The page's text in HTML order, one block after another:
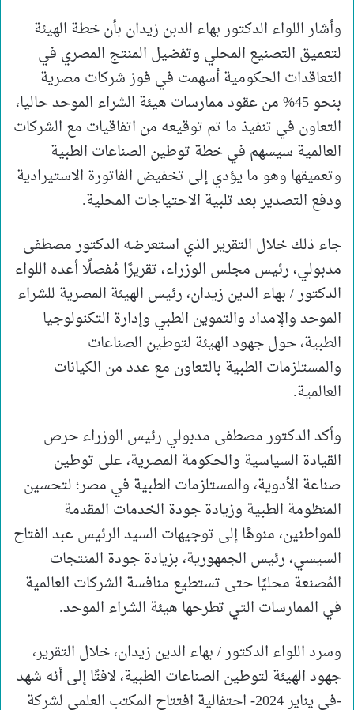
وأشار اللواء الدكتور بهاء الدبن زيدان بأن خطة الهيئة
لتعميق التصنيع المحلي وتفضيل المنتج المصري في
التعاقدات الحكومية أسهمت في فوز شركات مصرية
بنحو 45% من عقود ممارسات هيئة الشراء الموحد حاليا،
التعاون في تنفيذ ما تم توقيعه من اتفاقيات مع الشركات
العالمية سيسهم في خطة توطين الصناعات الطبية
وتعميقها وهو ما يؤدي إلى تخفيض الفاتورة الاستيرادية
ودفع التصدير بعد تلبية الاحتياجات المحلية.
جاء ذلك خلال التقرير الذي استعرضه الدكتور مصطفى
مدبولي، رئيس مجلس الوزراء، تقريرًا مُفصلًا أعده اللواء
الدكتور / بهاء الدين زيدان، رئيس الهيئة المصرية للشراء
الموحد والإمداد والتموين الطبي وإدارة التكنولوجيا
الطبية، حول جهود الهيئة لتوطين الصناعات
والمستلزمات الطبية بالتعاون مع عدد من الكيانات
العالمية.
وأكد الدكتور مصطفى مدبولي رئيس الوزراء حرص
القيادة السياسية والحكومة المصرية، على توطين
صناعة الأدوية، والمستلزمات الطبية في مصر؛ لتحسين
المنظومة الطبية وزيادة جودة الخدمات المقدمة
للمواطنين، منوهًا إلى توجيهات السيد الرئيس عبد الفتاح
السيسي، رئيس الجمهورية، بزيادة جودة المنتجات
المُصنعة محليًا حتى تستطيع منافسة الشركات العالمية
في الممارسات التي تطرحها هيئة الشراء الموحد.
وسرد اللواء الدكتور / بهاء الدين زيدان، خلال التقرير،
جهود الهيئة لتوطين الصناعات الطبية، لافتًا إلى أنه شهد
-في يناير 2024- احتفالية افتتاح المكتب العلمي لشركة